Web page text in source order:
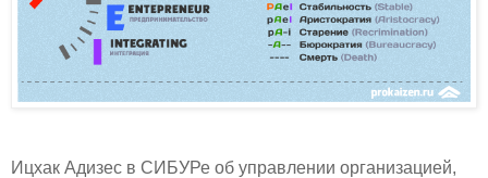
Ицхак Адизес в СИБУРе об управлении организацией,